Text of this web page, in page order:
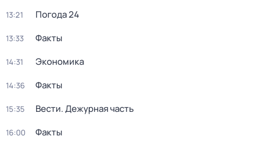
13:21 Погода 24
13:33 Факты
14:31 Экономика
14:36 Факты
15:35 Вести. Дежурная часть
16:00 Факты